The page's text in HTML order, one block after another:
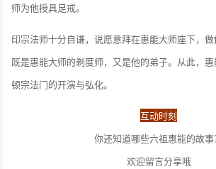
师为他授具足戒。
印宗法师十分自谦，说愿意拜在惠能大师座下，
既是惠能大师的剃度师，又是他的弟子。从此，
顿宗法门的开演与弘化。
互动时刻
你还知道哪些六祖惠能的故事
欢迎留言分享哦